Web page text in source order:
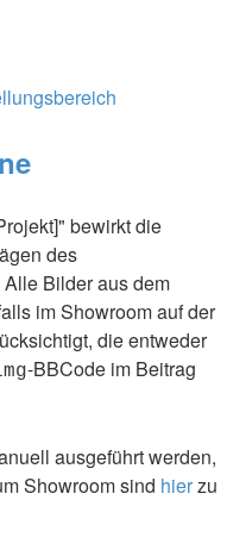
bewirkt die
des
Bilder aus dem
im Showroom auf der
die entweder
-BBCode im Beitrag
ausgeführt werden,
Showroom sind hierzu